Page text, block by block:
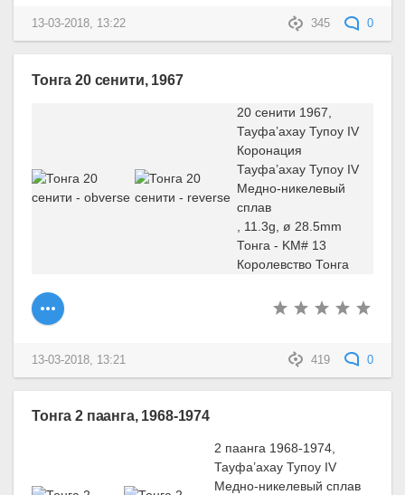
345 0
13-03-2018, 13:22
Тонга 20 сенити, 1967
20 сенити 1967,
Тауфа’ахау Тупоу IV
Коронация
Тауфа’ахау Тупоу IV
Медно-никелевый
сплав
, 11.3g, ø 28.5mm
Тонга - KM# 13
Королевство Тонга
419 0
13-03-2018, 13:21
Тонга 2 паанга, 1968-1974
2 паанга 1968-1974,
Тауфа’ахау Тупоу IV
Медно-никелевый сплав